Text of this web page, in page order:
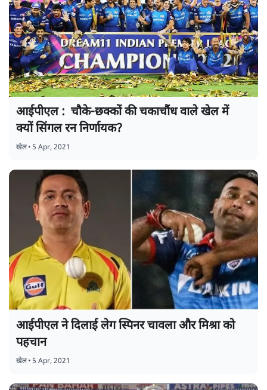
आईपीएल : चौके-छक्कों की चकाचौंध वाले खेल में
क्यों सिंगल रन निर्णायक?
खेल•5 Apr, 2021
आईपीएल ने दिलाई लेग स्पिनर चावला और मिश्रा को
पहचान
खेल•5 Apr, 2021